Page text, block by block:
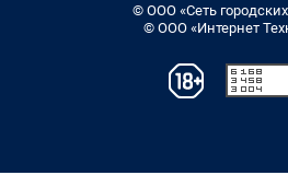
© ООО «Сеть
© ООО «Интернет